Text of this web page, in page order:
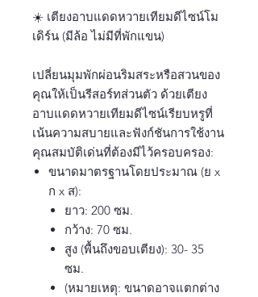
☀️ เตียงอาบแดดหวายเทียมดีไซน์โม
เดิร์น (มีล้อ ไม่มีที่พักแขน)
เปลี่ยนมุมพักผ่อนริมสระหรือสวนของ
คุณให้เป็นรีสอร์ทส่วนตัว ด้วยเตียง
อาบแดดหวายเทียมดีไซน์เรียบหรูที่
เน้นความสบายและฟังก์ชันการใช้งาน
คุณสมบัติเด่นที่ต้องมีไว้ครอบครอง:
ขนาดมาตรฐานโดยประมาณ (ย x
ก x ส):
ยาว: 200 ซม.
กว้าง: 70 ซม.
สูง (พื้นถึงขอบเตียง): 30- 35
ซม.
(หมายเหตุ: ขนาดอาจแตกต่าง